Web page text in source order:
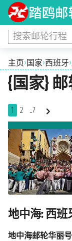
搜索邮轮行程
主页›国家›西班牙›
{国家} 邮
1 2 ..7
地中海: 西班
地中海邮轮华丽号